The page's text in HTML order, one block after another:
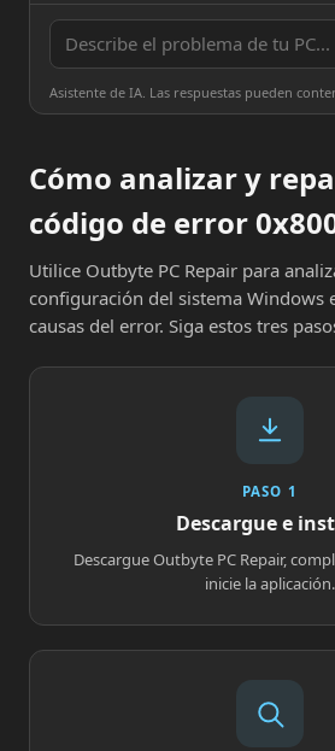
Asistente de IA. Las respuestas pueden
Cómo analizar y
código de error
Utilice Outbyte PC Repair para
configuración del sistema Windows
causas del error. Siga estos tres
PASO 1
Descargue e
Descargue Outbyte PC Repair,
inicie la aplicación.